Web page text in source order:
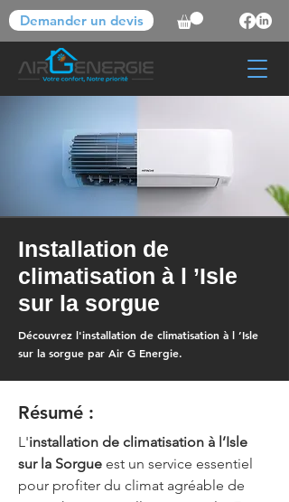
Demander un devis
Installation de
climatisation à l ’Isle
sur la sorgue
Découvrez l'installation de climatisation à l ’Isle
sur la sorgue par Air G Energie.
Résumé :
L'installation de climatisation à l’Isle
sur la Sorgue est un service essentiel
pour profiter du climat agréable de